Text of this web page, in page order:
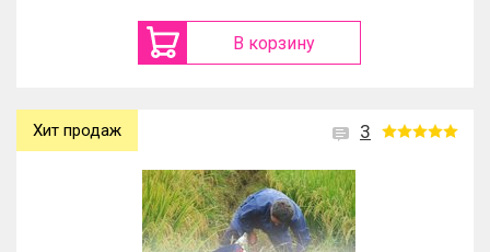
В корзину
3
Хит продаж